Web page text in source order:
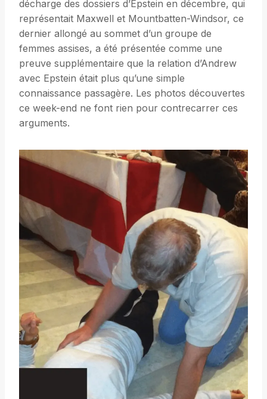
décharge des dossiers d’Epstein en décembre, qui
représentait Maxwell et Mountbatten-Windsor, ce
dernier allongé au sommet d’un groupe de
femmes assises, a été présentée comme une
preuve supplémentaire que la relation d’Andrew
avec Epstein était plus qu’une simple
connaissance passagère. Les photos découvertes
ce week-end ne font rien pour contrecarrer ces
arguments.